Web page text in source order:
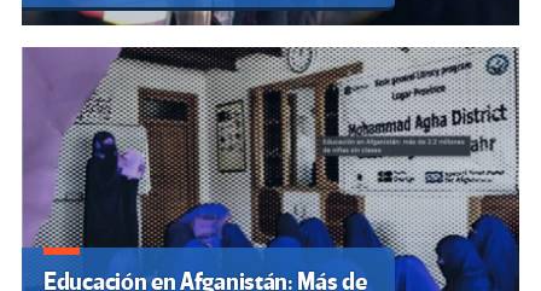
Educación en Afganistán: Más de